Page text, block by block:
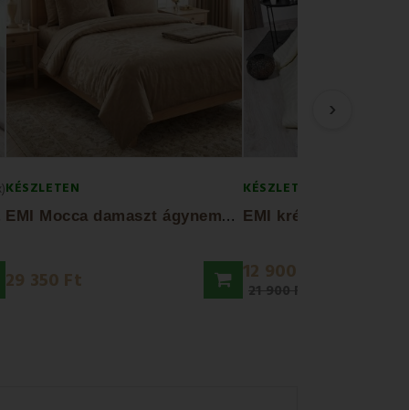
KÉSZLETEN
E
MI Mocca damaszt ágyneműhuzat 140x200 +...
29 350 Ft
KÉSZLETEN
12 900 Ft
21 900 Ft
›